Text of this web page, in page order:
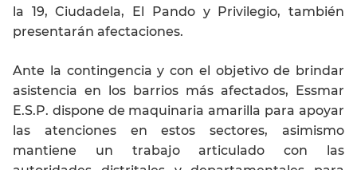
la 19, Ciudadela, El Pando y Privilegio, también
presentarán afectaciones.
Ante la contingencia y con el objetivo de brindar
asistencia en los barrios más afectados, Essmar
E.S.P. dispone de maquinaria amarilla para apoyar
las atenciones en estos sectores, asimismo
mantiene un trabajo articulado con las